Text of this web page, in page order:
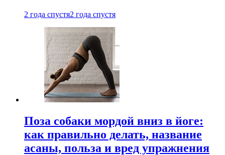
2 года спустя2 года спустя
Поза собаки мордой вниз в йоге:
как правильно делать, название
асаны, польза и вред упражнения